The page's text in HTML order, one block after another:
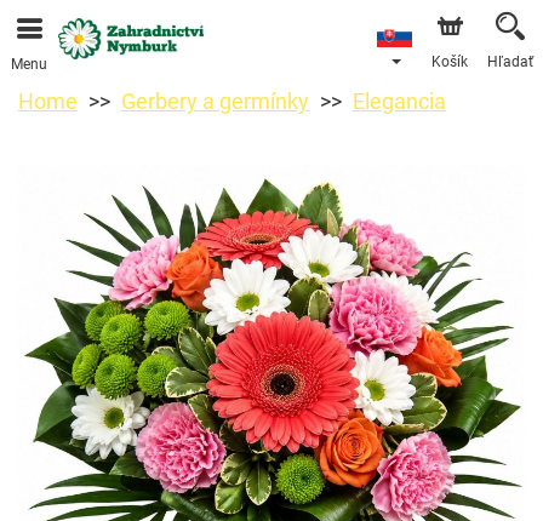
Objednávky prijímame prostredníctvom nášho e-shopu.
Najskorší možný termín doručenia je od 11.8.2026 z
Menu Košík Hľadať
Home Gerbery a germínky Elegancia